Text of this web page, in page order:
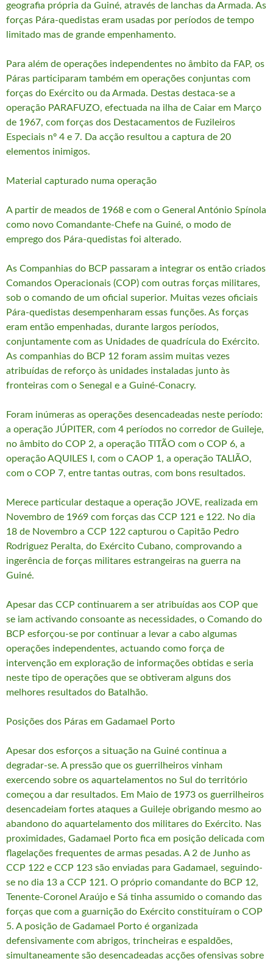
geografia própria da Guiné, através de lanchas da Armada. As
forças Pára-quedistas eram usadas por períodos de tempo
limitado mas de grande empenhamento.
Para além de operações independentes no âmbito da FAP, os
Páras participaram também em operações conjuntas com
forças do Exército ou da Armada. Destas destaca-se a
operação PARAFUZO, efectuada na ilha de Caiar em Março
de 1967, com forças dos Destacamentos de Fuzileiros
Especiais nº 4 e 7. Da acção resultou a captura de 20
elementos inimigos.
Material capturado numa operação
A partir de meados de 1968 e com o General António Spínola
como novo Comandante-Chefe na Guiné, o modo de
emprego dos Pára-quedistas foi alterado.
As Companhias do BCP passaram a integrar os então criados
Comandos Operacionais (COP) com outras forças militares,
sob o comando de um oficial superior. Muitas vezes oficiais
Pára-quedistas desempenharam essas funções. As forças
eram então empenhadas, durante largos períodos,
conjuntamente com as Unidades de quadrícula do Exército.
As companhias do BCP 12 foram assim muitas vezes
atribuídas de reforço às unidades instaladas junto às
fronteiras com o Senegal e a Guiné-Conacry.
Foram inúmeras as operações desencadeadas neste período:
a operação JÚPITER, com 4 períodos no corredor de Guileje,
no âmbito do COP 2, a operação TITÃO com o COP 6, a
operação AQUILES I, com o CAOP 1, a operação TALIÃO,
com o COP 7, entre tantas outras, com bons resultados.
Merece particular destaque a operação JOVE, realizada em
Novembro de 1969 com forças das CCP 121 e 122. No dia
18 de Novembro a CCP 122 capturou o Capitão Pedro
Rodriguez Peralta, do Exército Cubano, comprovando a
ingerência de forças militares estrangeiras na guerra na
Guiné.
Apesar das CCP continuarem a ser atribuídas aos COP que
se iam activando consoante as necessidades, o Comando do
BCP esforçou-se por continuar a levar a cabo algumas
operações independentes, actuando como força de
intervenção em exploração de informações obtidas e seria
neste tipo de operações que se obtiveram alguns dos
melhores resultados do Batalhão.
Posições dos Páras em Gadamael Porto
Apesar dos esforços a situação na Guiné continua a
degradar-se. A pressão que os guerrilheiros vinham
exercendo sobre os aquartelamentos no Sul do território
começou a dar resultados. Em Maio de 1973 os guerrilheiros
desencadeiam fortes ataques a Guileje obrigando mesmo ao
abandono do aquartelamento dos militares do Exército. Nas
proximidades, Gadamael Porto fica em posição delicada com
flagelações frequentes de armas pesadas. A 2 de Junho as
CCP 122 e CCP 123 são enviadas para Gadamael, seguindo-
se no dia 13 a CCP 121. O próprio comandante do BCP 12,
Tenente-Coronel Araújo e Sá tinha assumido o comando das
forças que com a guarnição do Exército constituíram o COP
5. A posição de Gadamael Porto é organizada
defensivamente com abrigos, trincheiras e espaldões,
simultaneamente são desencadeadas acções ofensivas sobre